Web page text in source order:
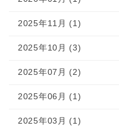
2025年11月 (1)
2025年10月 (3)
2025年07月 (2)
2025年06月 (1)
2025年03月 (1)